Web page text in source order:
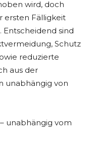
wird, doch
ersten Fälligkeit
Entscheidend sind
Schutz
reduzierte
aus der
unabhängig von
unabhängig vom